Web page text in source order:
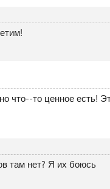
что--то ценное есть!
там нет? Я их боюсь